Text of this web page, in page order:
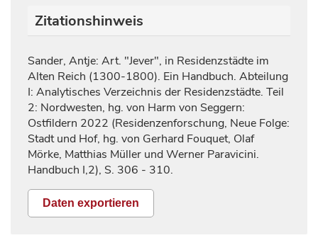
Zitationshinweis
Sander, Antje: Art. "Jever", in Residenzstädte im
Alten Reich (1300-1800). Ein Handbuch. Abteilung
I: Analytisches Verzeichnis der Residenzstädte. Teil
2: Nordwesten, hg. von Harm von Seggern:
Ostfildern 2022 (Residenzenforschung, Neue Folge:
Stadt und Hof, hg. von Gerhard Fouquet, Olaf
Mörke, Matthias Müller und Werner Paravicini.
Handbuch I,2), S. 306 - 310.
Daten exportieren